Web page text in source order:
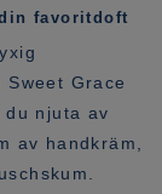
din favoritdoft
Grace
du njuta av
av handkräm,